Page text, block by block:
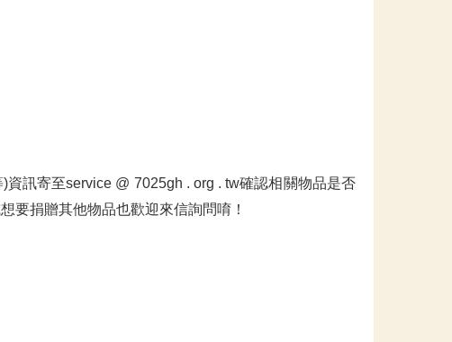
訊寄至service @ 7025gh . org . tw確認相關物品是否
要捐贈其他物品也歡迎來信詢問唷！